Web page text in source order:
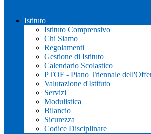
Istituto
Istituto Comprensivo
Chi Siamo
Regolamenti
Gestione di Istituto
Calendario Scolastico
PTOF - Piano Triennale
Valutazione d'Istituto
Servizi
Modulistica
Bilancio
Sicurezza
Codice Disciplinare